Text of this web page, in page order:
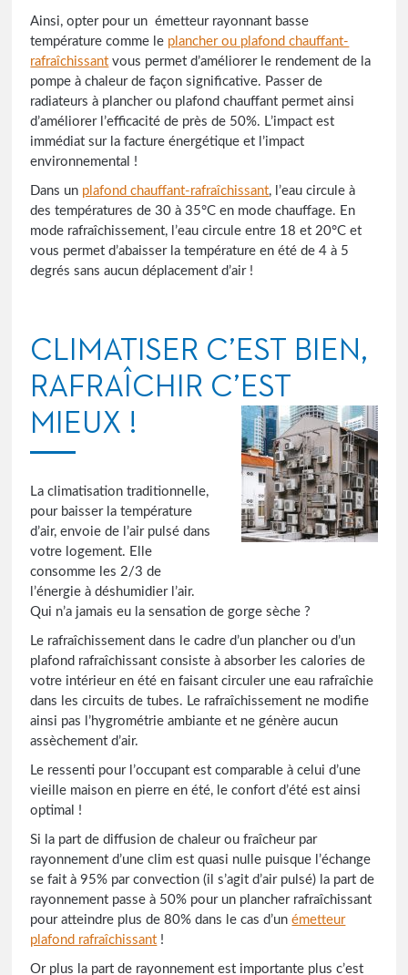
Ainsi, opter pour un émetteur rayonnant basse
température comme le plancher ou plafond chauffant-
rafraîchissant vous permet d’améliorer le rendement de la
pompe à chaleur de façon significative. Passer de
radiateurs à plancher ou plafond chauffant permet ainsi
d’améliorer l’efficacité de près de 50%. L’impact est
immédiat sur la facture énergétique et l’impact
environnemental !
Dans un plafond chauffant-rafraîchissant, l’eau circule à
des températures de 30 à 35°C en mode chauffage. En
mode rafraîchissement, l’eau circule entre 18 et 20°C et
vous permet d’abaisser la température en été de 4 à 5
degrés sans aucun déplacement d’air !
CLIMATISER C’EST BIEN,
RAFRAÎCHIR C’EST
MIEUX !
La climatisation traditionnelle,
pour baisser la température
d’air, envoie de l’air pulsé dans
votre logement. Elle
consomme les 2/3 de
l’énergie à déshumidier l’air.
Qui n’a jamais eu la sensation de gorge sèche ?
Le rafraîchissement dans le cadre d’un plancher ou d’un
plafond rafraîchissant consiste à absorber les calories de
votre intérieur en été en faisant circuler une eau rafraîchie
dans les circuits de tubes. Le rafraîchissement ne modifie
ainsi pas l’hygrométrie ambiante et ne génère aucun
assèchement d’air.
Le ressenti pour l’occupant est comparable à celui d’une
vieille maison en pierre en été, le confort d’été est ainsi
optimal !
Si la part de diffusion de chaleur ou fraîcheur par
rayonnement d’une clim est quasi nulle puisque l’échange
se fait à 95% par convection (il s’agit d’air pulsé) la part de
rayonnement passe à 50% pour un plancher rafraîchissant
pour atteindre plus de 80% dans le cas d’unémetteur
plafond rafraîchissant !
Or plus la part de rayonnement est importante plus c’est